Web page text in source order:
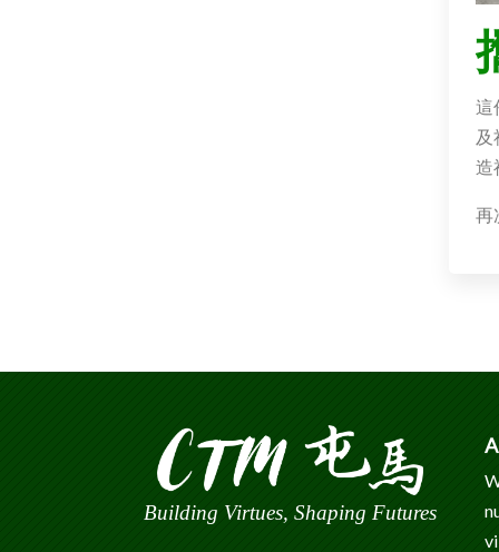
這
造
再
Building Virtues, Shaping Futures